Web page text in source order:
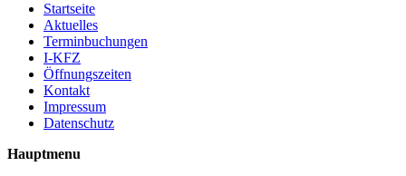
Startseite
Aktuelles
Terminbuchungen
I-KFZ
Öffnungszeiten
Kontakt
Impressum
Datenschutz
Hauptmenu